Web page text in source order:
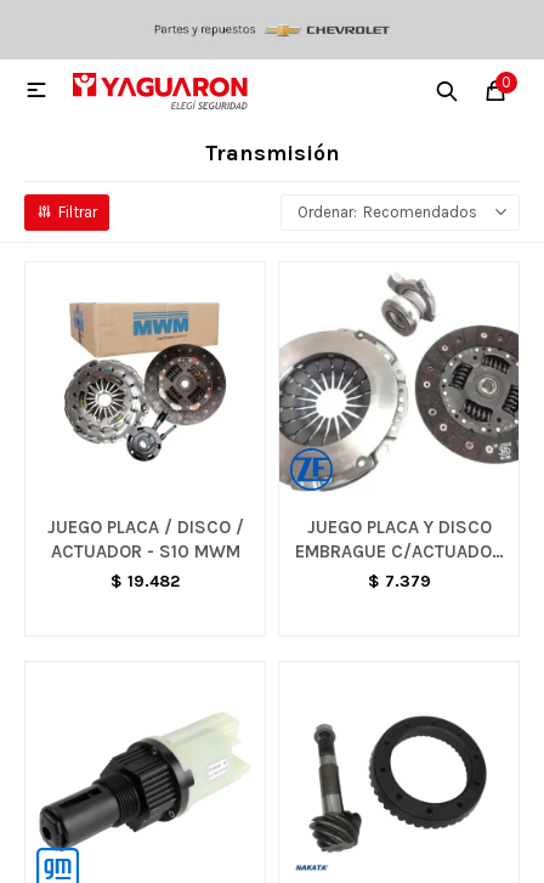
0

Transmisión
Recomendados
JUEGO PLACA / DISCO /
ACTUADOR - S10 MWM
$ 19.482
JUEGO PLACA Y DISCO
EMBRAGUE C/ACTUADOR
- CORSA G2 / MERIVA /
$ 7.379